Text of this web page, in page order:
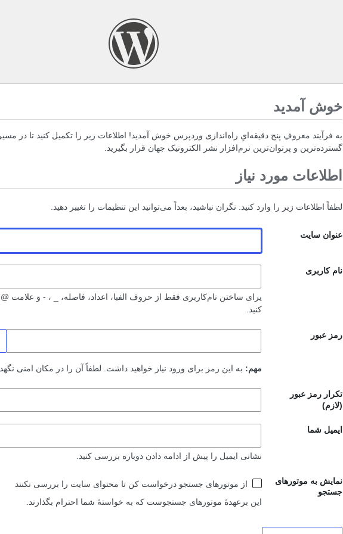
خوش آمدید
به فرآیند معروفِ پنج دقیقه‌ایِ راه‌اندازی وردپرس خوش آمدید! اطلاعات زیر را تکمیل کنید تا در مسیر
گسترده‌ترین و پرتوان‌ترین نرم‌افزار نشر الکترونیک جهان قرار بگیرید.
اطلاعات مورد نیاز
لطفاً اطلاعات زیر را وارد کنید. نگران نباشید، بعداً می‌توانید این تنظیمات را تغییر دهید.
عنوان سایت
نام کاربری
یرای ساختن نام‌کاربری فقط از حروف الفبا، اعداد، فاصله، _ ، ‐ و علامت @
کنید.
رمز عبور
مهم: به این رمز برای ورود نیاز خواهید داشت. لطفاً آن را در مکان امنی
تکرار رمز عبور
(لازم)
ایمیل شما
نشانی ایمیل را پیش از ادامه دادن دوباره بررسی کنید.
نمایش به موتورهای
جستجو
نمایش
به
موتورهای
این برعهدهٔ موتورهای جستجوست که به خواستهٔ شما احترام بگذارند.